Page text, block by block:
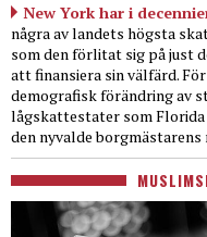
New York har i
några av landets högsta
som den förlitat sig på just
att finansiera sin välfärd.
demografisk förändring av
lågskattestater som Florida
den nyvalde